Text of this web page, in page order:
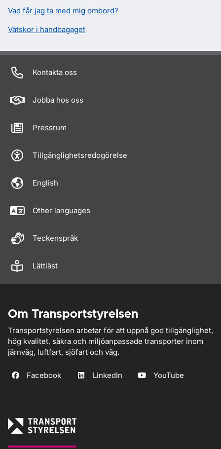
Vad får jag ta med mig ombord?
Vätskor i handbagaget
Kontakta oss
Jobba hos oss
Pressrum
Tillgänglighetsredogörelse
English
Other languages
Teckenspråk
Lättläst
Om Transportstyrelsen
Transportstyrelsen arbetar för att uppnå god tillgänglighet,
hög kvalitet, säkra och miljöanpassade transporter inom
järnväg, luftfart, sjöfart och väg.
Facebook LinkedIn YouTube